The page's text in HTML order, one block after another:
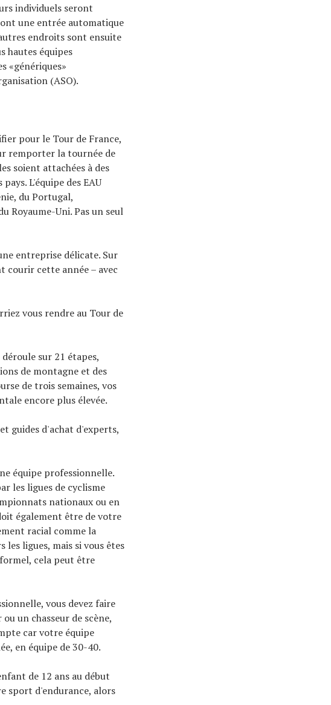
individuels seront
une entrée automatique
endroits sont ensuite
hautes équipes
«génériques»
(ASO).
pour le Tour de France,
remporter la tournée de
soient attachées à des
L'équipe des EAU
du Portugal,
Royaume-Uni. Pas un seul
entreprise délicate. Sur
courir cette année – avec
vous rendre au Tour de
sur 21 étapes,
de montagne et des
de trois semaines, vos
encore plus élevée.
guides d'achat d'experts,
équipe professionnelle.
les ligues de cyclisme
nationaux ou en
également être de votre
racial comme la
ligues, mais si vous êtes
cela peut être
vous devez faire
un chasseur de scène,
car votre équipe
en équipe de 30-40.
de 12 ans au début
sport d'endurance, alors